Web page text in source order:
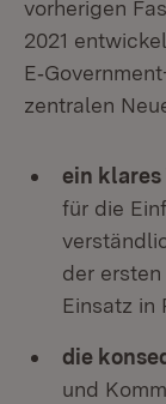
vorherigen
2021
zentralen
ein klares
für die
der
Einsatz in
die
und